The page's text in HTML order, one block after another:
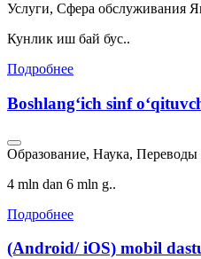
Услуги, Сфера обслуживания
Кунлик иш бай бус..
Подробнее
Boshlangʻich sinf
Образование, Наука, Переводы
4 mln dan 6 mln g..
Подробнее
(Android/ iOS) mobil